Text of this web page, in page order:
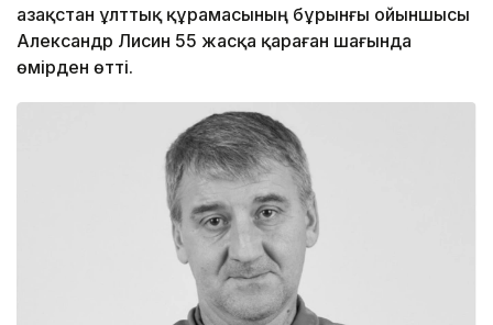
Қазақстан ұлттық құрамасының бұрынғы ойыншысы
Александр Лисин 55 жасқа қараған шағында
өмірден өтті.